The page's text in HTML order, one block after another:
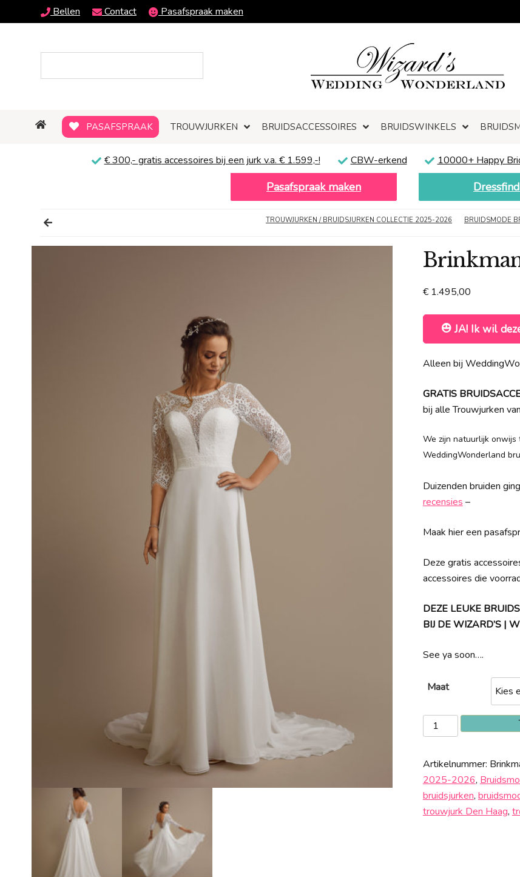
Bellen Contact Pasafspraak maken
PASAFSPRAAK TROUWJURKEN BRUIDSACCESSOIRES BRUIDSWINKELS
€ 300,- gratis accessoires bij een jurk v.a. € 1.599,-! CBW-erkend 10000+ Happy
Pasafspraak maken
TROUWJURKEN / BRUIDSJURKEN COLLECTIE 2025-2026 BRUIDSMODE
€1.495,00
JA! Ik wil
Alleen bij
GRATIS
bij alle Trouwjurken
We zijn natuurlijk
WeddingWonderland
Duizenden bruiden
recensies –
Maak hier een
Deze gratis
accessoires die
DEZE LEUKE
BIJ DE WIZARD’S |
See ya soon….
Maat
Brinkman
20097
Artikelnummer:
2025-2026,
bruidsjurken,
trouwjurk Den Haag,